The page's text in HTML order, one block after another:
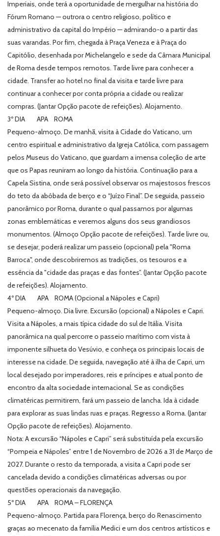
Imperiais, onde terá a oportunidade de mergulhar na história do
Fórum Romano — outrora o centro religioso, político e
administrativo da capital do Império — admirando-o a partir das
suas varandas. Por fim, chegada à Praça Veneza e à Praça do
Capitólio, desenhada por Michelangelo e sede da Câmara Municipal
de Roma desde tempos remotos. Tarde livre para conhecer a
cidade. Transfer ao hotel no final da visita e tarde livre para
continuar a conhecer por conta própria a cidade ou realizar
compras. (Jantar Opção pacote de refeições). Alojamento.
3º DIA APA ROMA
Pequeno-almoço. De manhã, visita à Cidade do Vaticano, um
centro espiritual e administrativo da Igreja Católica, com passagem
pelos Museus do Vaticano, que guardam a imensa coleção de arte
que os Papas reuniram ao longo da história. Continuação para a
Capela Sistina, onde será possível observar os majestosos frescos
do teto da abóbada de berço e o “Juízo Final”. De seguida, passeio
panorâmico por Roma, durante o qual passamos por algumas
zonas emblemáticas e veremos alguns dos seus grandiosos
monumentos. (Almoço Opção pacote de refeições). Tarde livre ou,
se desejar, poderá realizar um passeio (opcional) pela "Roma
Barroca", onde descobriremos as tradições, os tesouros e a
essência da "cidade das praças e das fontes”. (Jantar Opção pacote
de refeições). Alojamento.
4º DIA APA ROMA (Opcional a Nápoles e Capri)
Pequeno-almoço. Dia livre. Excursão (opcional) a Nápoles e Capri.
Visita a Nápoles, a mais típica cidade do sul de Itália. Visita
panorâmica na qual percorre o passeio marítimo com vista à
imponente silhueta do Vesúvio, e conheça os principais locais de
interesse na cidade. De seguida, navegação até à ilha de Capri, um
local desejado por imperadores, reis e príncipes e atual ponto de
encontro da alta sociedade internacional. Se as condições
climatéricas permitirem, fará um passeio de lancha. Ida à cidade
para explorar as suas lindas ruas e praças. Regresso a Roma. (Jantar
Opção pacote de refeições). Alojamento.
Nota: A excursão “Nápoles e Capri” será substituída pela excursão
“Pompeia e Nápoles” entre 1 de Novembro de 2026 a 31 de Março de
2027. Durante o resto da temporada, a visita a Capri pode ser
cancelada devido a condições climatéricas adversas ou por
questões operacionais da navegação.
5º DIA APA ROMA – FLORENÇA
Pequeno-almoço. Partida para Florença, berço do Renascimento
graças ao mecenato da família Medici e um dos centros artísticos e